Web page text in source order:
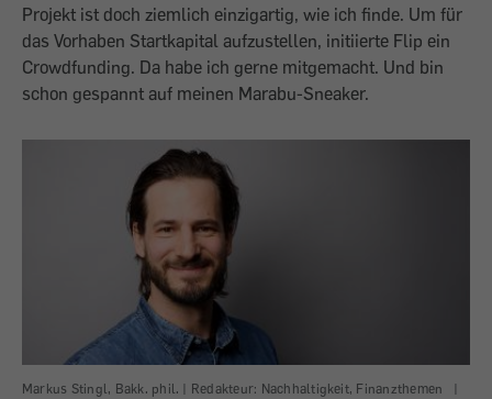
Projekt ist doch ziemlich einzigartig, wie ich finde. Um für
das Vorhaben Startkapital aufzustellen, initiierte Flip ein
Crowdfunding. Da habe ich gerne mitgemacht. Und bin
schon gespannt auf meinen Marabu-Sneaker.
Markus Stingl, Bakk. phil. | Redakteur: Nachhaltigkeit, Finanzthemen
|